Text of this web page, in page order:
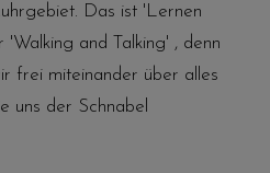
Das ist 'Lernen
and Talking' , denn
frei miteinander über alles
uns der Schnabel